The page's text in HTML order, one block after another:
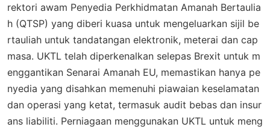
rektori awam Penyedia Perkhidmatan Amanah Bertaulia
h (QTSP) yang diberi kuasa untuk mengeluarkan sijil be
rtauliah untuk tandatangan elektronik, meterai dan cap
masa. UKTL telah diperkenalkan selepas Brexit untuk m
enggantikan Senarai Amanah EU, memastikan hanya pe
nyedia yang disahkan memenuhi piawaian keselamatan
dan operasi yang ketat, termasuk audit bebas dan insur
ans liabiliti. Perniagaan menggunakan UKTL untuk meng